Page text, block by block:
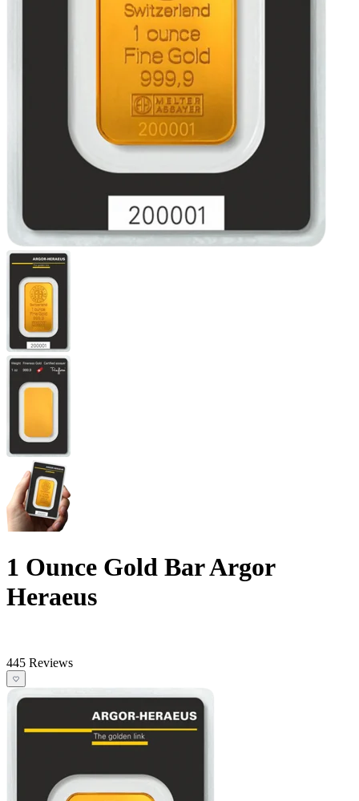
1 Ounce Gold Bar Argor
Heraeus
445 Reviews